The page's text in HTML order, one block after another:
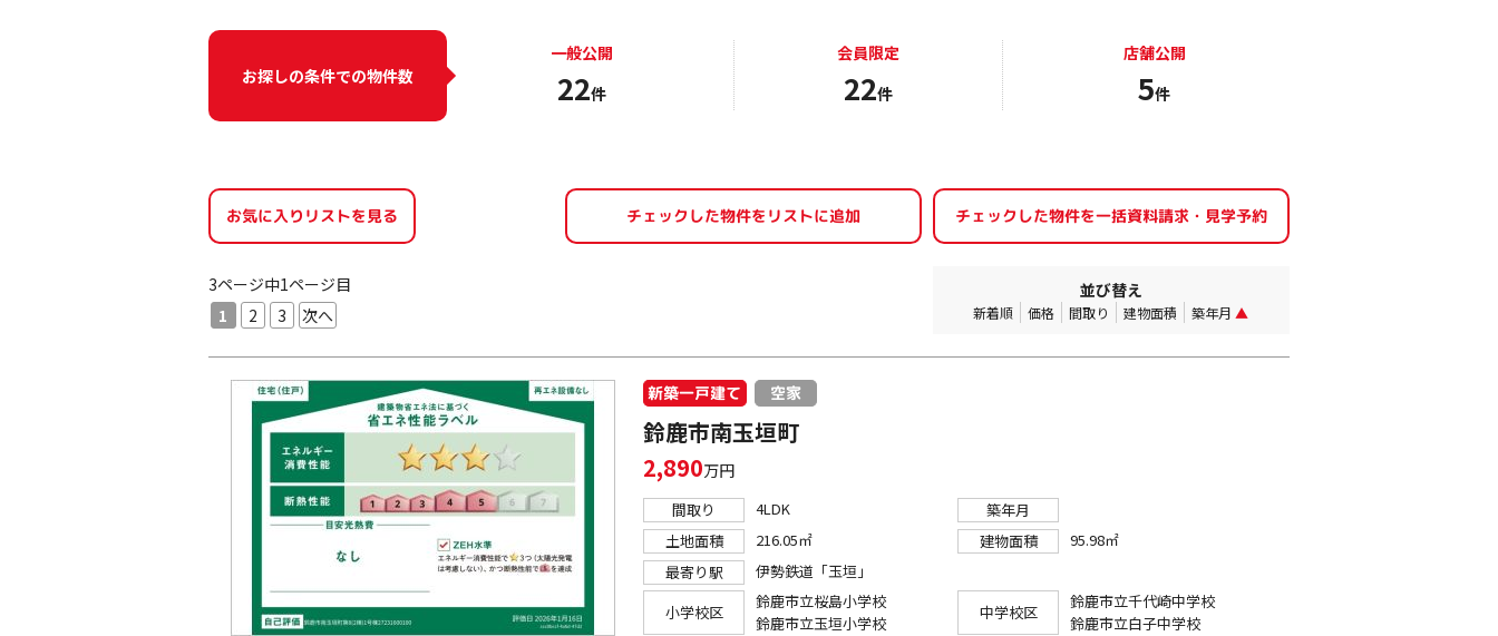
お探しの条件での物件数
一般公開
22件
会員限定
22件
店舗公開
5件
お気に入りリストを見る
3ページ中1ページ目
1
2 3 次へ
並び替え
新着順 価格 間取り 建物面積 築年月 ▲
新築一戸建て 空家
鈴鹿市南玉垣町
2,890万円
間取り 4LDK
築年月
土地面積
216.05㎡ 建物面積
95.98㎡
最寄り駅
伊勢鉄道「玉垣」
小学校区
鈴鹿市立桜島小学校
鈴鹿市立玉垣小学校
中学校区
鈴鹿市立千代崎中学校
鈴鹿市立白子中学校